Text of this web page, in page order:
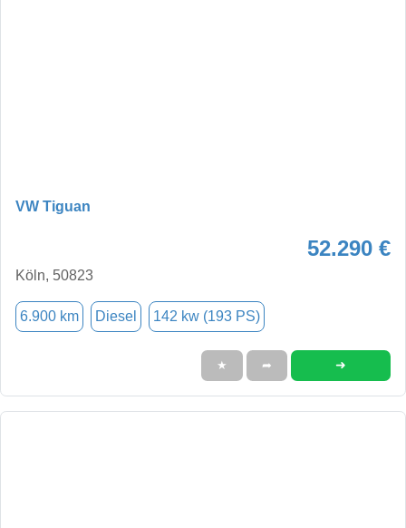
VW Tiguan
52.290 €
Köln, 50823
6.900 km Diesel 142 kw (193 PS)
★ ➦ ➜